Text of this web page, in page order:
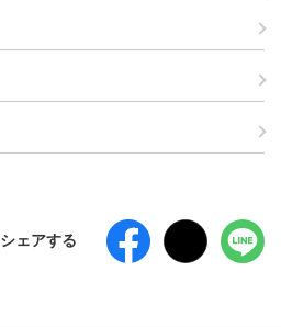
シェアする